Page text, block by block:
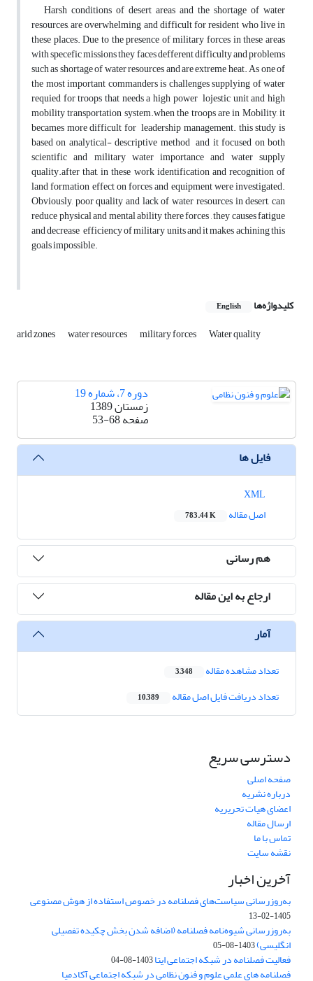
Harsh conditions of desert areas and the shortage of water
resources, are overwhelming and difficult for resident who live in
these places. Due to the presence of military forces in these areas
with specefic missions they faces defferent difficulty and problems
such as shortage of water resources and are extreme heat. As one of
the most important commanders is challenges supplying of water
requied for troops that needs a high power lojestic unit and high
mobility transportation system.when the troops are in Mobility, it
becames more difficult for leadership management. this study is
based on analytical- descriptive method and it focused on both
scientific and military water importance and water supply
quality.after that, in these work identification and recognition of
land formation effect on forces and equipment were investigated.
Obviously, poor quality and lack of water resources in desert, can
reduce physical and mental ability there forces , they causes fatigue
and decrease efficiency of military units and it makes achining this
goals impossible.
کلیدواژه‌ها English
arid zones water resources military forces Water quality
دوره 7، شماره 19
زمستان 1389
صفحه53-68
فایل ها
اصل مقاله
783.44 K
هم رسانی
ارجاع به این مقاله
آمار
تعداد مشاهده مقاله 3,348
تعداد دریافت فایل اصل مقاله 10,389
دسترسی سریع
صفحه اصلی
درباره نشریه
اعضای هیات تحریریه
ارسال مقاله
تماس با ما
نقشه سایت
آخرین اخبار
به‌روزرسانی سیاست‌های فصلنامه در خصوص استفاده از هوش مصنوعی
1405-02-13
به‌روزرسانی شیوه‌نامه فصلنامه (اضافه شدن بخش چکیده تفصیلی
انگلیسی)1403-08-05
فعالیت فصلنامه در شبکه اجتماعی ایتا1403-08-04
فصلنامه های علمی علوم و فنون نظامی در شبکه اجتماعی آکادمیا